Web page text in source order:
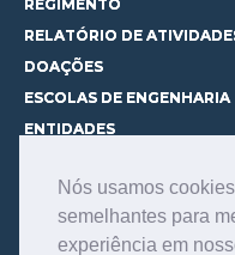
Nós usamos
semelhantes para
experiência em
REGIMENTO
RELATÓRIO DE
DOAÇÕES
ESCOLAS DE ENGENHARIA
ENTIDADES
CURSOS
CONHEÇA OS CURSOS